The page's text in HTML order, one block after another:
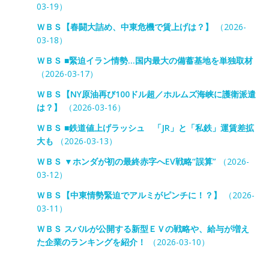
03-19）
ＷＢＳ【春闘大詰め、中東危機で賃上げは？】
（2026-
03-18）
ＷＢＳ ■緊迫イラン情勢…国内最大の備蓄基地を単独取材
（2026-03-17）
ＷＢＳ【NY原油再び100ドル超／ホルムズ海峡に護衛派遣
は？】
（2026-03-16）
ＷＢＳ ■鉄道値上げラッシュ 「JR」と「私鉄」運賃差拡
大も （2026-03-13）
ＷＢＳ ▼ホンダが初の最終赤字へEV戦略“誤算”（2026-
03-12）
ＷＢＳ【中東情勢緊迫でアルミがピンチに！？】
（2026-
03-11）
ＷＢＳ スバルが公開する新型ＥＶの戦略や、給与が増え
た企業のランキングを紹介！
（2026-03-10）